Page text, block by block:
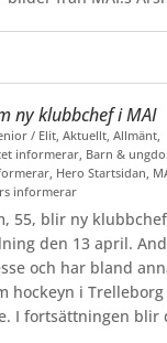
ny klubbchef i MAI
/ Elit,Aktuellt,Allmänt,
informerar, Barn &
, Hero Startsidan,
informerar
55, blir ny
den 13 april.
och har bland
hockeyn i
I fortsättningen blir